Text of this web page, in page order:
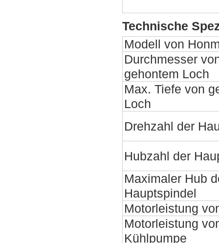
Technische
Modell von
Durchmesser
gehontem Loch
Max. Tiefe von
Loch
Drehzahl der
Hubzahl der
Maximaler Hub
Hauptspindel
Motorleistung
Motorleistung
Kühlpumpe